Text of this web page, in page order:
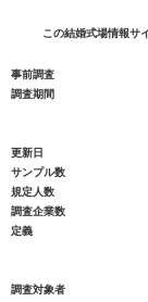
この結婚式場情報サ
事前調査
調査期間
更新日
サンプル数
規定人数
調査企業数
定義
調査対象者